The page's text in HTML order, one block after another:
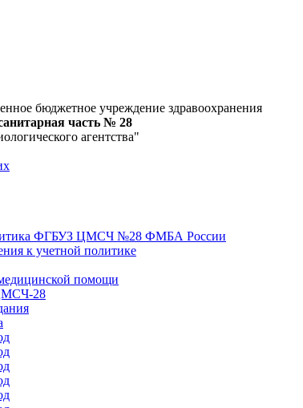
бюджетное учреждение здравоохранения
часть № 28
агентства"
ФГБУЗ ЦМСЧ №28 ФМБА России
к учетной политике
помощи
28